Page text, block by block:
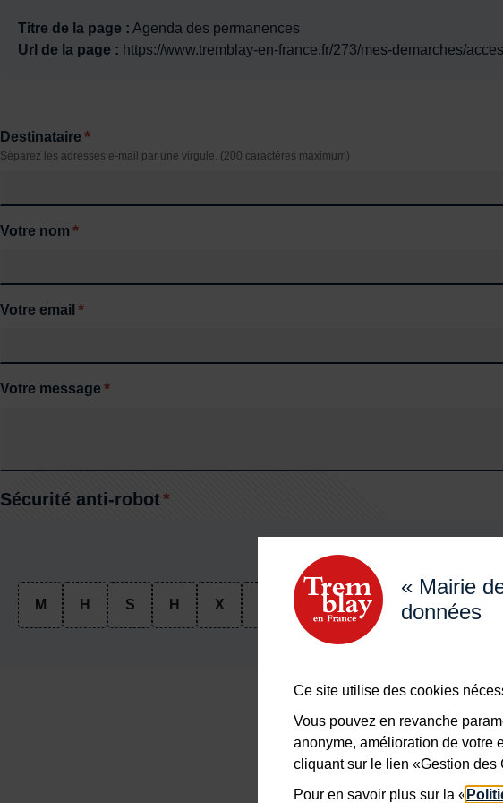
« Mairie
données
Ce site utilise des cookies
Vous pouvez en revanche
anonyme, amélioration de votre
cliquant sur le lien «Gestion
Pour en savoir plus sur la «
Titre de la page : Agenda des permanences
Url de la page : https://www.tremblay-en-france.fr/273/mes-demarches/
Destinataire *
Séparez les adresses e-mail par une virgule. (200 caractères maximum)
Votre nom *
Votre email *
Votre message *
Sécurité anti-robot*
M H S H X 1